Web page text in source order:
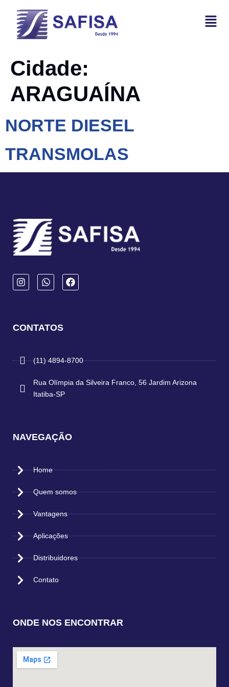
Cidade:
ARAGUAÍNA
NORTE DIESEL
TRANSMOLAS
CONTATOS
(11) 4894-8700
Rua Olímpia da Silveira Franco, 56 Jardim Arizona
Itatiba-SP
NAVEGAÇÃO
Home
Quem somos
Vantagens
Aplicações
Distribuidores
Contato
ONDE NOS ENCONTRAR